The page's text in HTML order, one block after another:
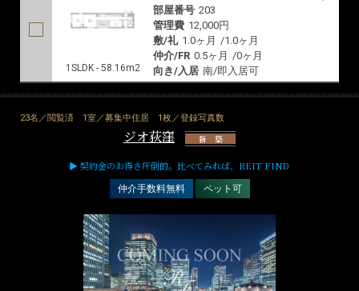
1SLDK - 58.16m2
部屋番号 203
管理費 12,000円
敷/礼 1.0ヶ月 /1.0ヶ月
仲介/FR 0.5ヶ月 /0ヶ月
向き/入居 南/即入居可
23名／閲覧済 1室／募集中住居 1枚／登録写真数
ジオ荻窪 新 築
▶ 契約金のお得さ圧倒的。比べてみれば、REIT FIND
仲介手数料無料 ペット可